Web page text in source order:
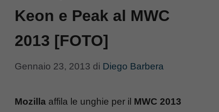
Keon e Peak al MWC
2013 [FOTO]
Gennaio 23, 2013 di Diego Barbera
Mozilla affila le unghie per il MWC 2013